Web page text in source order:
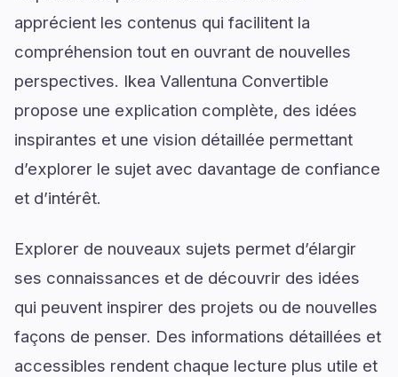
apprécient les contenus qui facilitent la
compréhension tout en ouvrant de nouvelles
perspectives. Ikea Vallentuna Convertible
propose une explication complète, des idées
inspirantes et une vision détaillée permettant
d’explorer le sujet avec davantage de confiance
et d’intérêt.
Explorer de nouveaux sujets permet d’élargir
ses connaissances et de découvrir des idées
qui peuvent inspirer des projets ou de nouvelles
façons de penser. Des informations détaillées et
accessibles rendent chaque lecture plus utile et